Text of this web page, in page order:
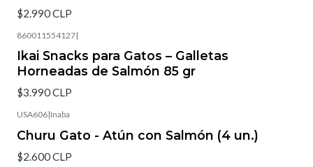
$2.990 CLP
860011554127|
Ikai Snacks para Gatos – Galletas
Horneadas de Salmón 85 gr
$3.990 CLP
USA606|Inaba
Churu Gato - Atún con Salmón (4 un.)
$2.600 CLP